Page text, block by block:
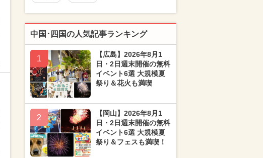
中国･四国の人気記事ランキング
1
【広島】2026年8月1
日・2日週末開催の無料
イベント6選 大規模夏
祭り＆花火も満喫
2
【岡山】2026年8月1
日・2日週末開催の無料
イベント6選 大規模夏
祭り＆フェスも満喫！